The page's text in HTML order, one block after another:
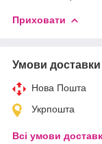
Приховати
Умови доставки
Нова Пошта
Укрпошта
Всі умови